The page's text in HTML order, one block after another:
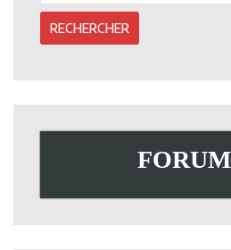
FORUM